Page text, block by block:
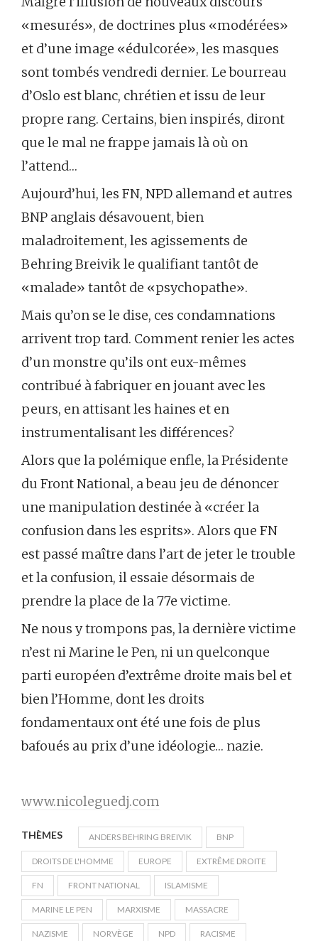
«mesurés», de doctrines plus «modérées»
et d’une image «édulcorée», les masques
sont tombés vendredi dernier. Le bourreau
d’Oslo est blanc, chrétien et issu de leur
propre rang. Certains, bien inspirés, diront
que le mal ne frappe jamais là où on
l’attend…
Aujourd’hui, les FN, NPD allemand et autres
BNP anglais désavouent, bien
maladroitement, les agissements de
Behring Breivik le qualifiant tantôt de
«malade» tantôt de «psychopathe».
Mais qu’on se le dise, ces condamnations
arrivent trop tard. Comment renier les actes
d’un monstre qu’ils ont eux-mêmes
contribué à fabriquer en jouant avec les
peurs, en attisant les haines et en
instrumentalisant les différences?
Alors que la polémique enfle, la Présidente
du Front National, a beau jeu de dénoncer
une manipulation destinée à «créer la
confusion dans les esprits». Alors que FN
est passé maître dans l’art de jeter le trouble
et la confusion, il essaie désormais de
prendre la place de la 77e victime.
Ne nous y trompons pas, la dernière victime
n’est ni Marine le Pen, ni un quelconque
parti européen d’extrême droite mais bel et
bien l’Homme, dont les droits
fondamentaux ont été une fois de plus
bafoués au prix d’une idéologie… nazie.
www.nicoleguedj.com
THÈMES ANDERS BEHRING BREIVIK BNP
DROITS DE L'HOMME EUROPE EXTRÊME DROITE
FN FRONT NATIONAL ISLAMISME
MARINE LE PEN MARXISME MASSACRE
NAZISME NORVÈGE NPD RACISME